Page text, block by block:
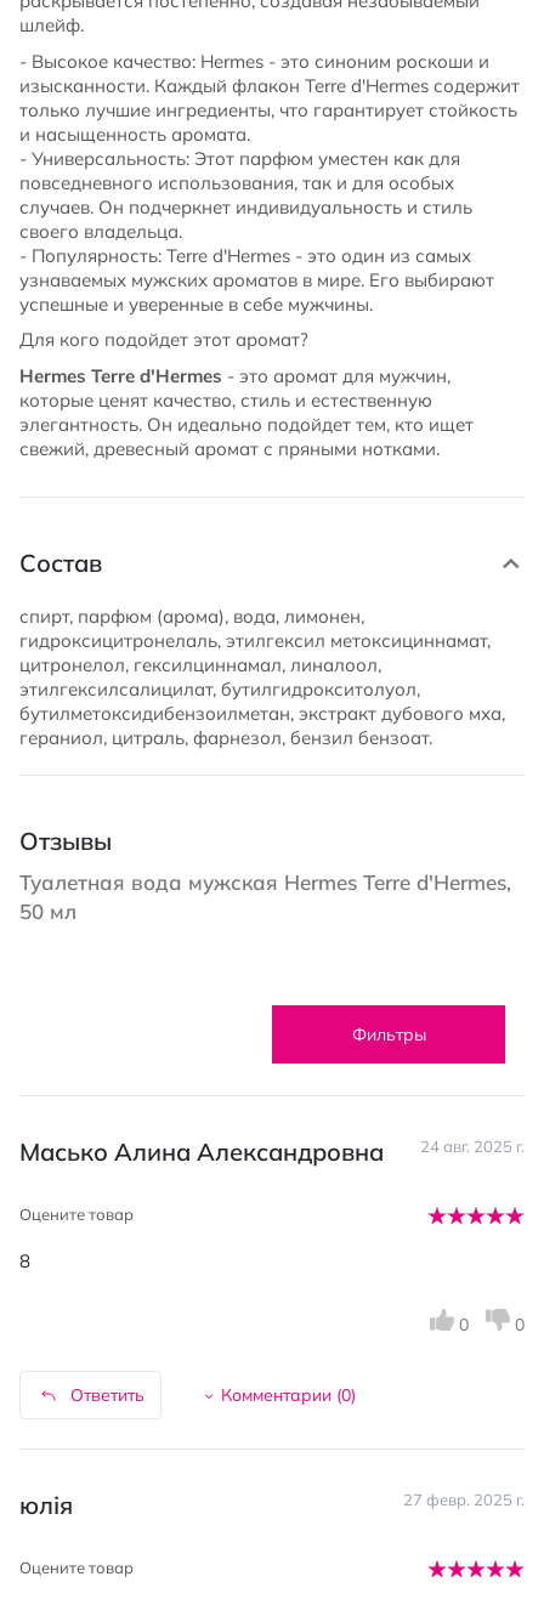
шлейф.
- Высокое качество: Hermes - это синоним роскоши и
изысканности. Каждый флакон Terre d'Hermes содержит
только лучшие ингредиенты, что гарантирует стойкость
и насыщенность аромата.
- Универсальность: Этот парфюм уместен как для
повседневного использования, так и для особых
случаев. Он подчеркнет индивидуальность и стиль
своего владельца.
- Популярность: Terre d'Hermes - это один из самых
узнаваемых мужских ароматов в мире. Его выбирают
успешные и уверенные в себе мужчины.
Для кого подойдет этот аромат?
Hermes Terre d'Hermes - это аромат для мужчин,
которые ценят качество, стиль и естественную
элегантность. Он идеально подойдет тем, кто ищет
свежий, древесный аромат с пряными нотками.
Состав
спирт, парфюм (арома), вода, лимонен,
гидроксицитронелаль, этилгексил метоксициннамат,
цитронелол, гексилциннамал, линалоол,
этилгексилсалицилат, бутилгидрокситолуол,
бутилметоксидибензоилметан, экстракт дубового мха,
гераниол, цитраль, фарнезол, бензил бензоат.
Отзывы
Туалетная вода мужская Hermes Terre d'Hermes,
50 мл
Фильтры
Масько Алина Александровна 24 авг. 2025 г.
Оцените товар
8
Ответить Комментарии (0)
0 0
юлія 27 февр. 2025 г.
Оцените товар